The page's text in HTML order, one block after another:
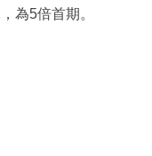
為5倍首期。